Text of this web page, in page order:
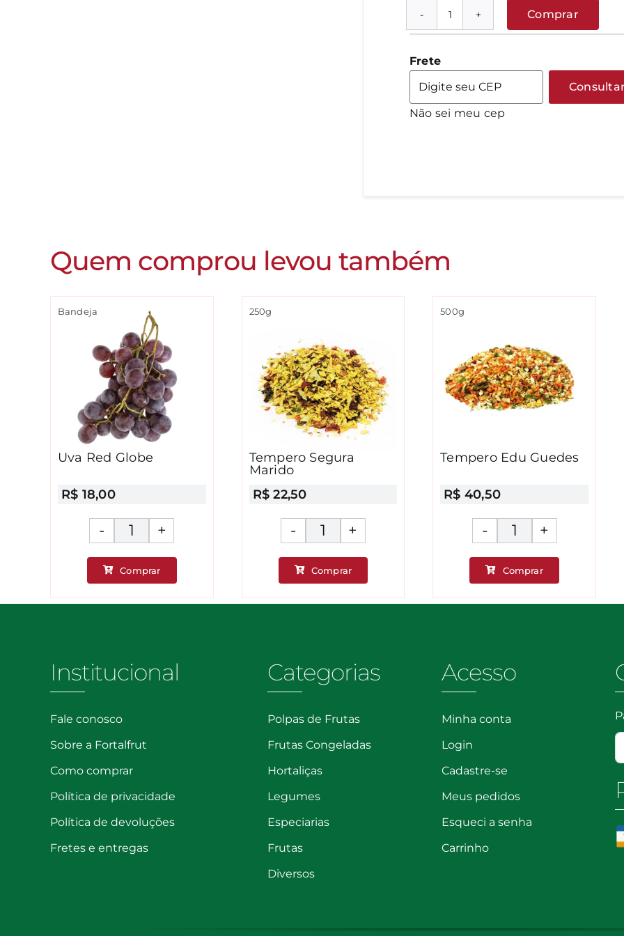
quantidade
Comprar
Frete
Consultar
Não sei meu cep
Quem comprou levou também
Bandeja
Uva Red Globe
R$ 18,00
Uva
Red
Globe
quantidade
Comprar
250g
Tempero Segura
Marido
R$ 22,50
Tempero
Segura
Marido
quantidade
Comprar
500g
Tempero Edu Guedes
R$ 40,50
Tempero
Edu
Guedes
quantidade
Comprar
Institucional
Fale conosco
Sobre a Fortalfrut
Como comprar
Política de privacidade
Política de devoluções
Fretes e entregas
Categorias
Polpas de Frutas
Frutas Congeladas
Hortaliças
Legumes
Especiarias
Frutas
Diversos
Acesso
Minha conta
Login
Cadastre-se
Meus pedidos
Esqueci a senha
Carrinho